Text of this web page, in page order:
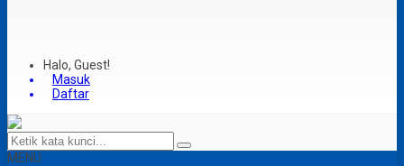
Halo, Guest!
Masuk
Daftar
MENU